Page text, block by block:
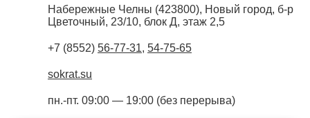
Набережные Челны (423800), Новый город, б-р
Цветочный, 23/10, блок Д, этаж 2,5
+7 (8552) 56-77-31, 54-75-65
sokrat.su
пн.-пт. 09:00 — 19:00 (без перерыва)